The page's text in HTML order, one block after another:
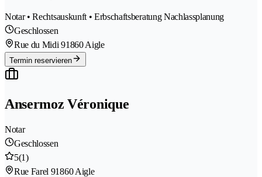
Notar • Rechtsauskunft • Erbschaftsberatung Nachlassplanung
Geschlossen
Rue du Midi 91860 Aigle
Termin reservieren
Ansermoz Véronique
Notar
Geschlossen
5(1)
Rue Farel 91860 Aigle